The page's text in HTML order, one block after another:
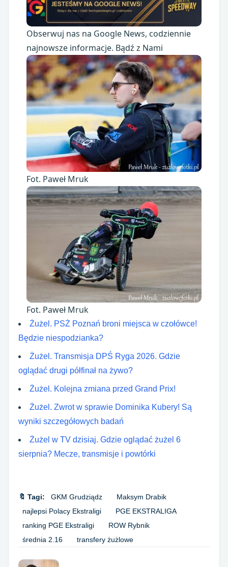
Obserwuj nas na Google News, codziennie
najnowsze informacje. Bądź z Nami
Fot. Paweł Mruk
Fot. Paweł Mruk
Żużel. PSŻ Poznań broni miejsca w czołówce!
Będzie niespodzianka?
Żużel. Transmisja DPŚ Ryga 2026. Gdzie
oglądać drugi półfinał na żywo?
Żużel. Kolejna zmiana przed Grand Prix!
Żużel. Zwrot w sprawie Dominika Kubery! Są
wyniki szczegółowych badań
Żużel w TV dzisiaj. Gdzie oglądać żużel 6
sierpnia? Mecze, transmisje i powtórki
🔖 Tagi: GKM Grudziądz
Maksym Drabik
najlepsi Polacy Ekstraligi
PGE EKSTRALIGA
ranking PGE Ekstraligi
ROW Rybnik
średnia 2.16
transfery żużlowe